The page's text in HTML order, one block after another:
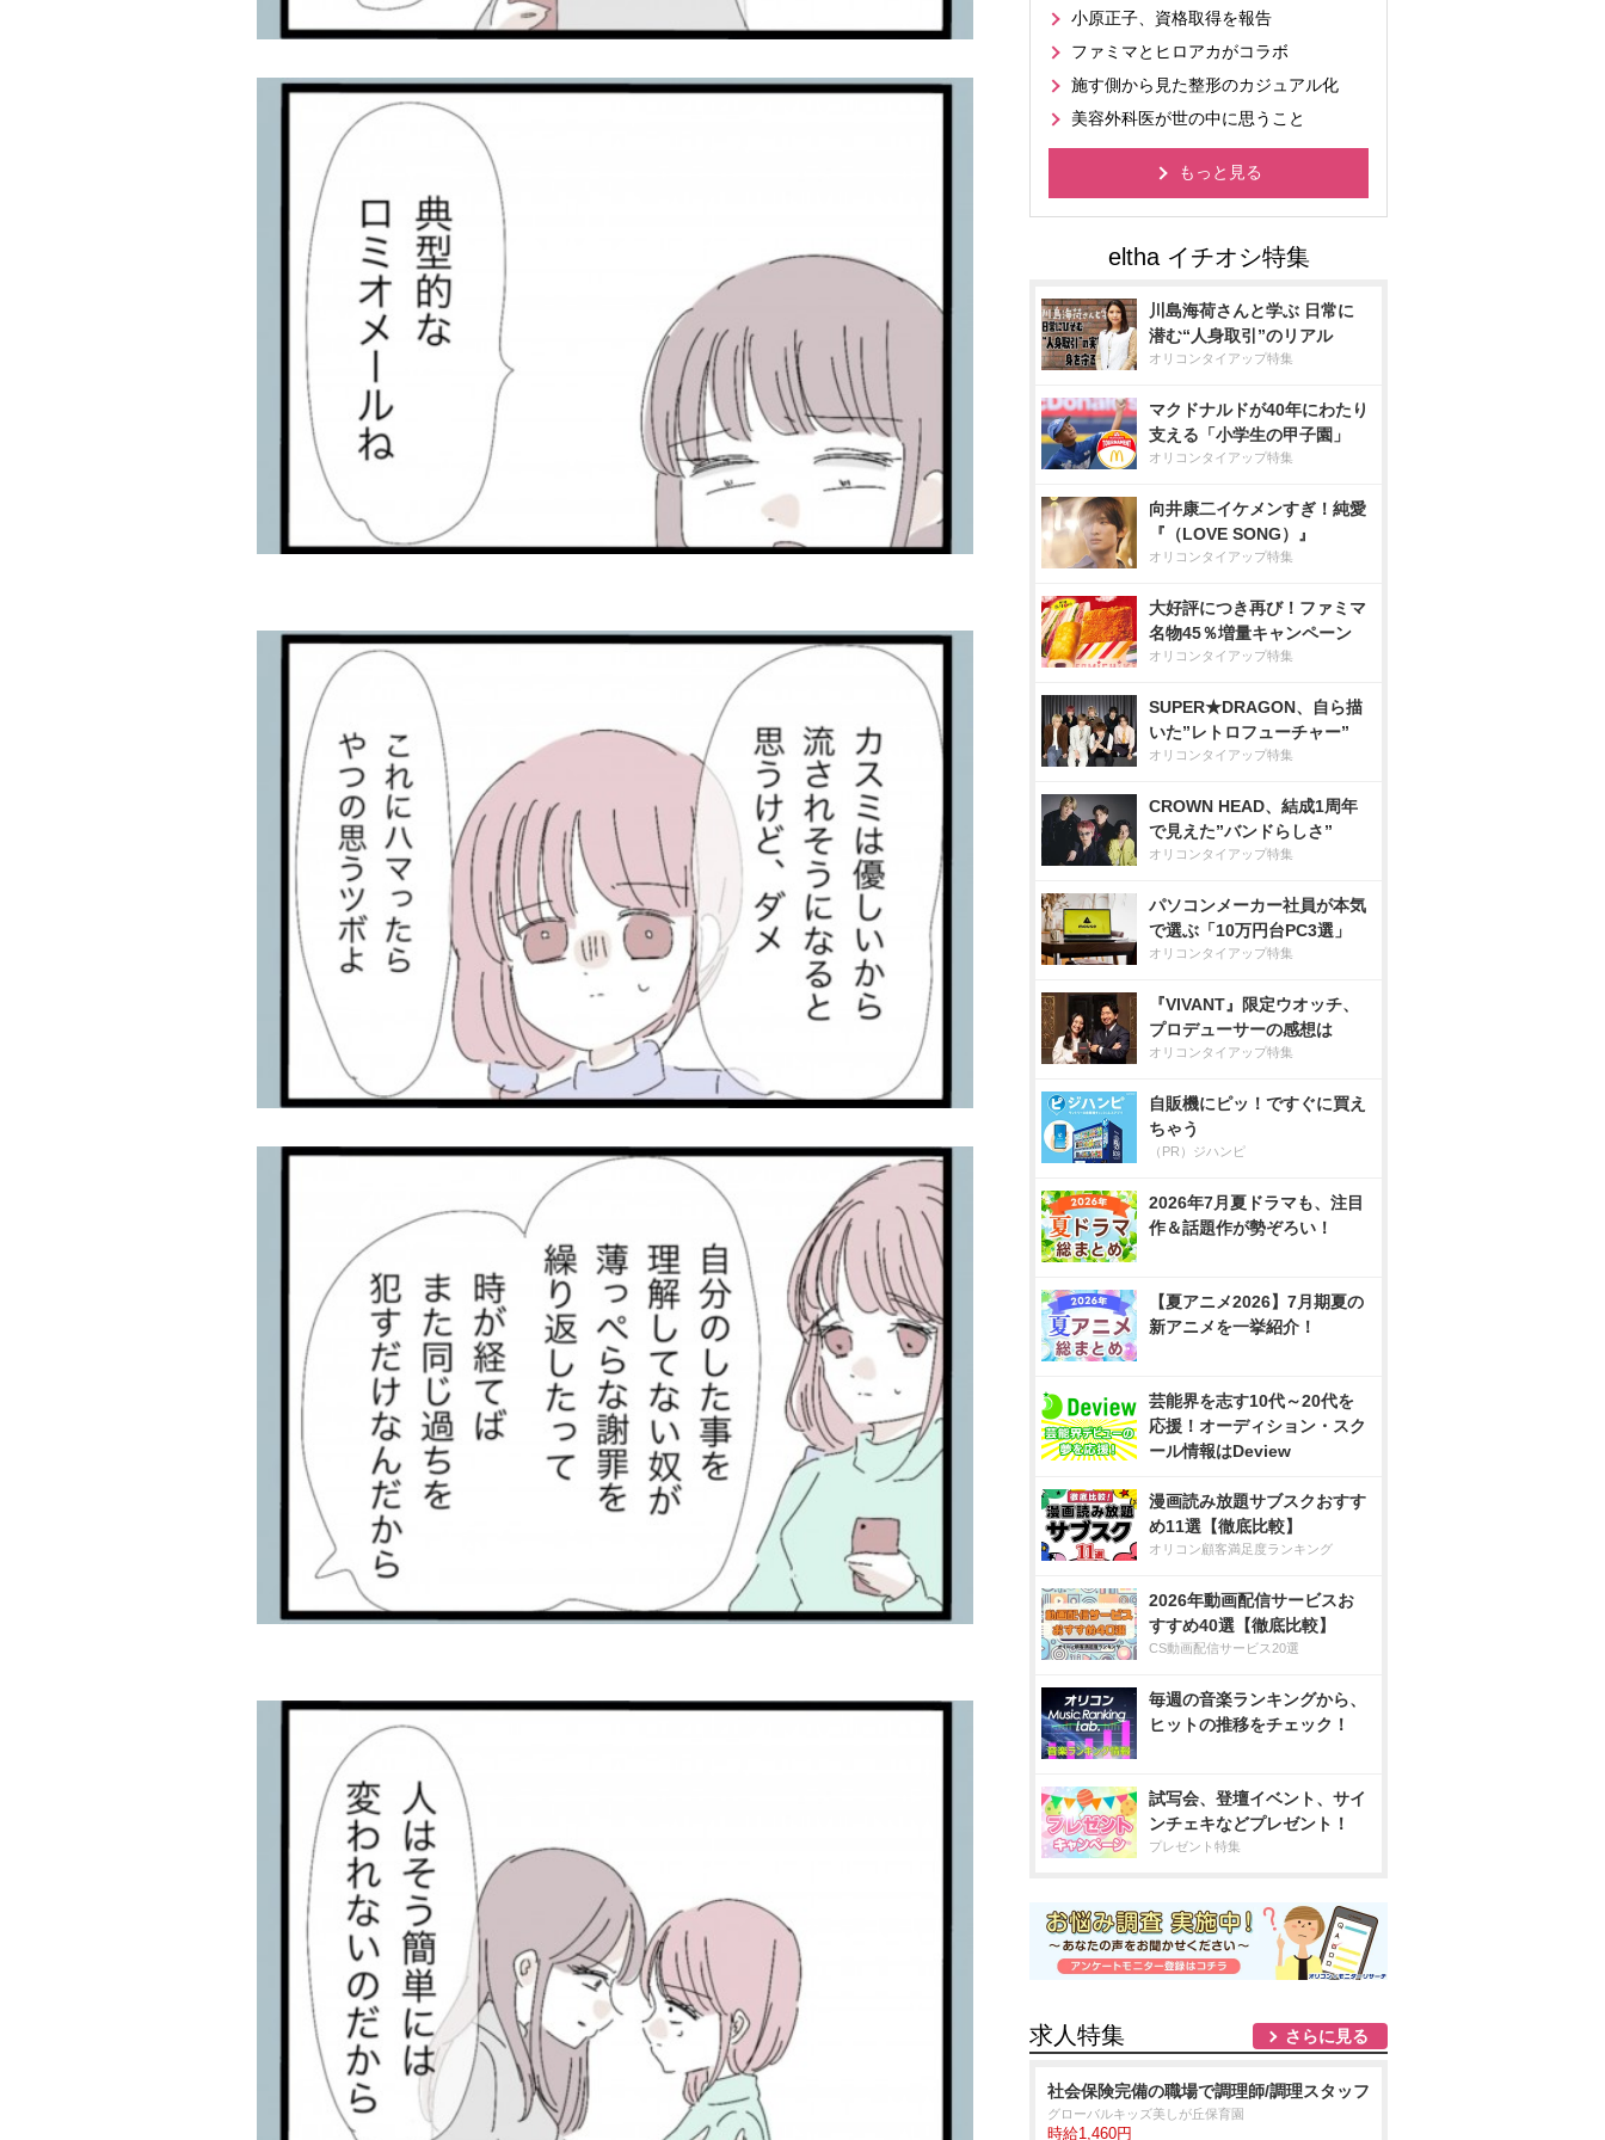
小原正子、資格取得を報告
ファミマとヒロアカがコラボ
施す側から見た整形のカジュアル化
美容外科医が世の中に思うこと
もっと見る
川島海荷さんと学ぶ 日常に
潜む“人身取引”のリアル
オリコンタイアップ特集
マクドナルドが40年にわたり
支える「小学生の甲子園」
オリコンタイアップ特集
向井康二イケメンすぎ！純愛
『（LOVE SONG）』
オリコンタイアップ特集
大好評につき再び！ファミマ
名物45％増量キャンペーン
オリコンタイアップ特集
SUPER★DRAGON、自ら描
いた”レトロフューチャー”
オリコンタイアップ特集
CROWN HEAD、結成1周年
で見えた”バンドらしさ”
オリコンタイアップ特集
パソコンメーカー社員が本気
で選ぶ「10万円台PC3選」
オリコンタイアップ特集
『VIVANT』限定ウオッチ、
プロデューサーの感想は
オリコンタイアップ特集
自販機にピッ！ですぐに買え
ちゃう
（PR）ジハンピ
2026年7月夏ドラマも、注目
作＆話題作が勢ぞろい！
【夏アニメ2026】7月期夏の
新アニメを一挙紹介！
芸能界を志す10代～20代を
応援！オーディション・スク
ール情報はDeview
漫画読み放題サブスクおすす
め11選【徹底比較】
オリコン顧客満足度ランキング
2026年動画配信サービスお
すすめ40選【徹底比較】
CS動画配信サービス20選
毎週の音楽ランキングから、
ヒットの推移をチェック！
試写会、登壇イベント、サイ
ンチェキなどプレゼント！
プレゼント特集
求人特集 さらに見る
社会保険完備の職場で調理師/調理スタッフ
グローバルキッズ美しが丘保育園
時給1,460円